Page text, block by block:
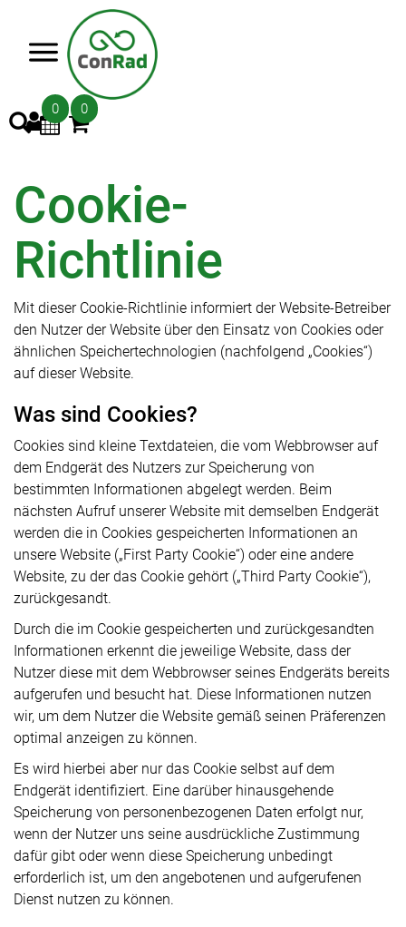
0 0
Cookie-
Richtlinie
Mit dieser Cookie-Richtlinie informiert der Website-Betreiber
den Nutzer der Website über den Einsatz von Cookies oder
ähnlichen Speichertechnologien (nachfolgend „Cookies“)
auf dieser Website.
Was sind Cookies?
Cookies sind kleine Textdateien, die vom Webbrowser auf
dem Endgerät des Nutzers zur Speicherung von
bestimmten Informationen abgelegt werden. Beim
nächsten Aufruf unserer Website mit demselben Endgerät
werden die in Cookies gespeicherten Informationen an
unsere Website („First Party Cookie“) oder eine andere
Website, zu der das Cookie gehört („Third Party Cookie“),
zurückgesandt.
Durch die im Cookie gespeicherten und zurückgesandten
Informationen erkennt die jeweilige Website, dass der
Nutzer diese mit dem Webbrowser seines Endgeräts bereits
aufgerufen und besucht hat. Diese Informationen nutzen
wir, um dem Nutzer die Website gemäß seinen Präferenzen
optimal anzeigen zu können.
Es wird hierbei aber nur das Cookie selbst auf dem
Endgerät identifiziert. Eine darüber hinausgehende
Speicherung von personenbezogenen Daten erfolgt nur,
wenn der Nutzer uns seine ausdrückliche Zustimmung
dafür gibt oder wenn diese Speicherung unbedingt
erforderlich ist, um den angebotenen und aufgerufenen
Dienst nutzen zu können.